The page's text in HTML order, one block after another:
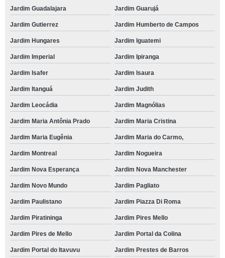
Jardim Guadalajara Jardim Guarujá
Jardim Gutierrez Jardim Humberto de Campos
Jardim Hungares Jardim Iguatemi
Jardim Imperial Jardim Ipiranga
Jardim Isafer Jardim Isaura
Jardim Itanguá Jardim Judith
Jardim Leocádia Jardim Magnólias
Jardim Maria Antônia Prado Jardim Maria Cristina
Jardim Maria Eugênia Jardim Maria do Carmo,
Jardim Montreal Jardim Nogueira
Jardim Nova Esperança Jardim Nova Manchester
Jardim Novo Mundo Jardim Pagliato
Jardim Paulistano Jardim Piazza Di Roma
Jardim Piratininga Jardim Pires Mello
Jardim Pires de Mello Jardim Portal da Colina
Jardim Portal do Itavuvu Jardim Prestes de Barros